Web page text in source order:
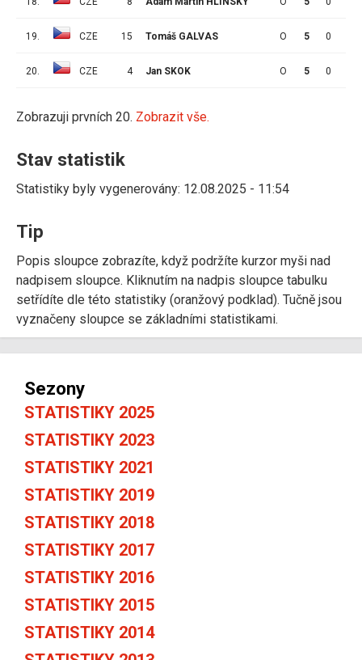
19. CZE 15 Tomáš GALVAS O 5 0
20. CZE 4 Jan SKOK O 5 0
Zobrazuji prvních 20. Zobrazit vše.
Stav statistik
Statistiky byly vygenerovány: 12.08.2025 - 11:54
Tip
Popis sloupce zobrazíte, když podržíte kurzor myši nad
nadpisem sloupce. Kliknutím na nadpis sloupce tabulku
setřídíte dle této statistiky (oranžový podklad). Tučně jsou
vyznačeny sloupce se základními statistikami.
Sezony
STATISTIKY 2025
STATISTIKY 2023
STATISTIKY 2021
STATISTIKY 2019
STATISTIKY 2018
STATISTIKY 2017
STATISTIKY 2016
STATISTIKY 2015
STATISTIKY 2014